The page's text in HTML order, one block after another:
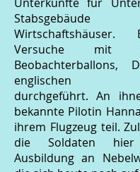
Versuche mit
Beobachterballons,
englischen
durchgeführt. An
bekannte Pilotin
ihrem Flugzeug teil.
die Soldaten
Ausbildung an